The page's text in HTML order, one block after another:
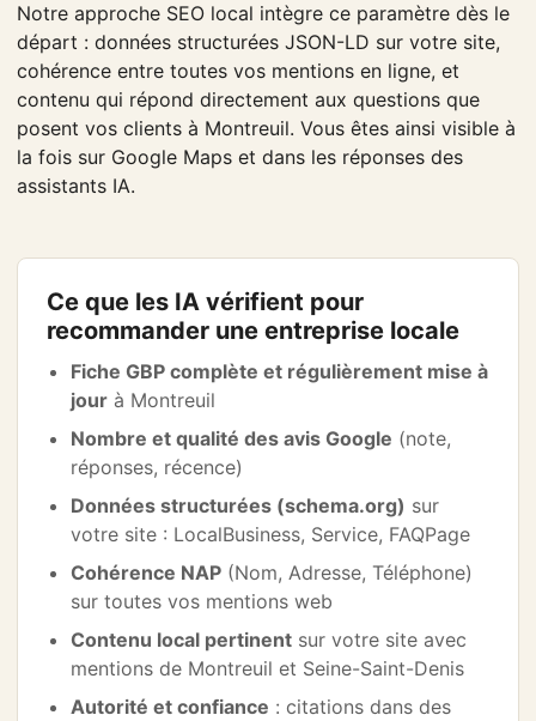
Notre approche SEO local intègre ce paramètre dès le
départ : données structurées JSON-LD sur votre site,
cohérence entre toutes vos mentions en ligne, et
contenu qui répond directement aux questions que
posent vos clients à Montreuil. Vous êtes ainsi visible à
la fois sur Google Maps et dans les réponses des
assistants IA.
Ce que les IA vérifient pour
recommander une entreprise locale
Fiche GBP complète et régulièrement mise à
jour à Montreuil
Nombre et qualité des avis Google (note,
réponses, récence)
Données structurées (schema.org) sur
votre site : LocalBusiness, Service, FAQPage
Cohérence NAP (Nom, Adresse, Téléphone)
sur toutes vos mentions web
Contenu local pertinent sur votre site avec
mentions de Montreuil et Seine-Saint-Denis
Autorité et confiance : citations dans des